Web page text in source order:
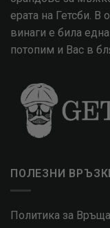
ерата на Гетсби. В
винаги е била
потопим и Вас в
ПОЛЕЗНИ
Политика за